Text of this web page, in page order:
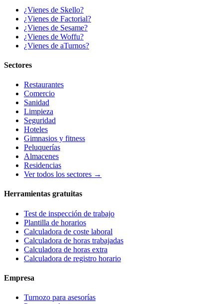
¿Vienes de Skello?
¿Vienes de Factorial?
¿Vienes de Sesame?
¿Vienes de Woffu?
¿Vienes de aTurnos?
Sectores
Restaurantes
Comercio
Sanidad
Limpieza
Seguridad
Hoteles
Gimnasios y fitness
Peluquerías
Almacenes
Residencias
Ver todos los sectores →
Herramientas gratuitas
Test de inspección de trabajo
Plantilla de horarios
Calculadora de coste laboral
Calculadora de horas trabajadas
Calculadora de horas extra
Calculadora de registro horario
Empresa
Turnozo para asesorías